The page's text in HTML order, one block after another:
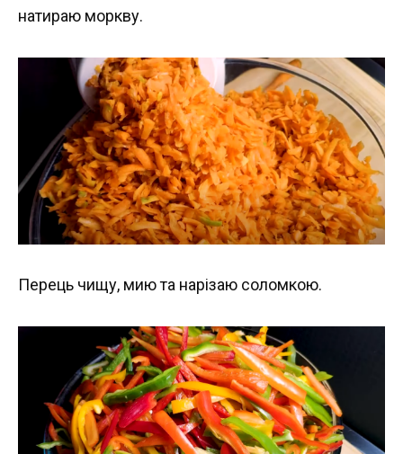
натираю моркву.
Перець чищу, мию та нарізаю соломкою.